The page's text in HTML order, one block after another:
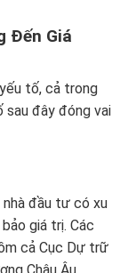
Đến Giá
tố, cả trong
sau đây đóng vai
đầu tư có xu
giá trị. Các
cả Cục Dự trữ